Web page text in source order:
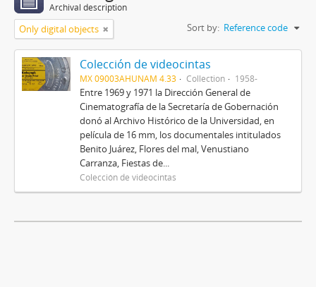
Archival description
Only digital objects Sort by: Reference code
Colección de videocintas
MX 09003AHUNAM 4.33 Collection 1958-
Entre 1969 y 1971 la Dirección General de
Cinematografía de la Secretaría de Gobernación
donó al Archivo Histórico de la Universidad, en
película de 16 mm, los documentales intitulados
Benito Juárez, Flores del mal, Venustiano
Carranza, Fiestas de...
Colección de videocintas